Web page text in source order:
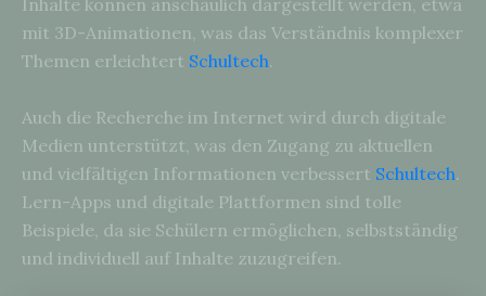
Inhalte können anschaulich dargestellt werden, etwa
mit 3D-Animationen, was das Verständnis komplexer
Themen erleichtert Schultech.
Auch die Recherche im Internet wird durch digitale
Medien unterstützt, was den Zugang zu aktuellen
und vielfältigen Informationen verbessert Schultech.
Lern-Apps und digitale Plattformen sind tolle
Beispiele, da sie Schülern ermöglichen, selbstständig
und individuell auf Inhalte zuzugreifen.